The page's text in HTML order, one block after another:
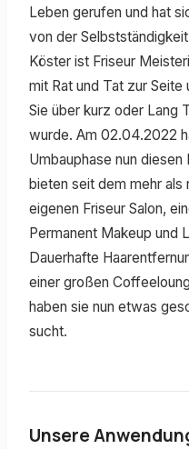
Leben gerufen und hat
von der
Köster ist Friseur
mit Rat und Tat zur Seite
Sie über kurz oder Lang
wurde. Am 02.04.2022
Umbauphase nun
bieten seit dem mehr als
eigenen Friseur Salon,
Permanent Makeup und
Dauerhafte
einer großen
haben sie nun etwas
sucht.
Unsere